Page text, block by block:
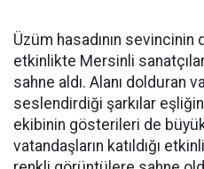
Üzüm hasadının sevincinin
etkinlikte Mersinli
sahne aldı. Alanı dolduran
seslendirdiği şarkılar
ekibinin gösterileri de büyük
vatandaşların katıldığı